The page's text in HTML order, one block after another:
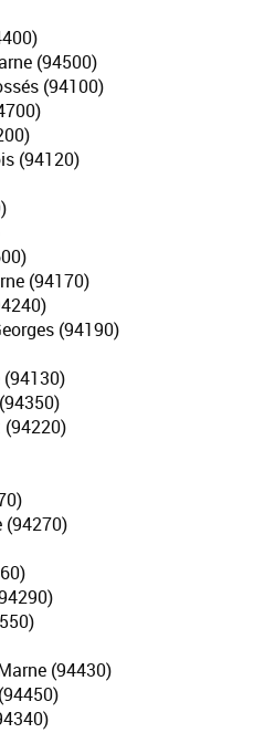
(94500)
(94100)
(94120)
(94170)
(94190)
(94130)
(94220)
(94270)
(94430)